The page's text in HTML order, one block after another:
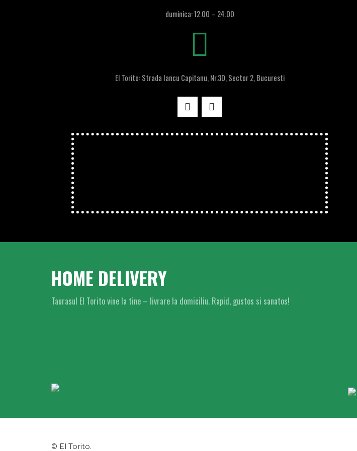
duminica: 12.00 – 24.00
El Torito: Strada Iancu Capitanu, Nr.30, Sector 2, Bucuresti
HOME DELIVERY
Taurasul El Torito vine la tine – livrare la domiciliu. Rapid, gustos si sanatos!
© El Torito.